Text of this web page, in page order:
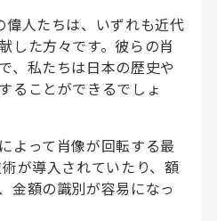
人たちは、いずれも近代
した方々です。彼らの肖
、私たちは日本の歴史や
ることができるでしょ
よって肖像が回転する最
が導入されていたり、額
金額の識別が容易になっ